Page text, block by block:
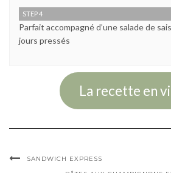
STEP 4
Parfait accompagné d’une salade de
jours pressés
La recette en
SANDWICH EXPRESS